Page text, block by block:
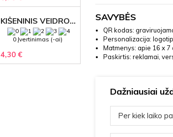
KIŠENINIS VEIDRODĖLIS
0 Įvertinimas (-ai)
4,30 €
SAVYBĖS
QR kodas:
Personalizacija:
Matmenys: apie 16 x 7
Paskirtis: reklamai,
Dažniausiai
Per kiek laiko